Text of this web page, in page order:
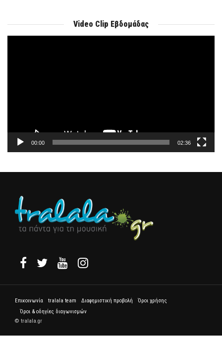
Video Clip Εβδομάδας
00:00 02:36
Επικοινωνία tralala team Διαφημιστική προβολή
Όροι χρήσης
Όροι & οδηγίες διαγωνισμών
© tralala.gr